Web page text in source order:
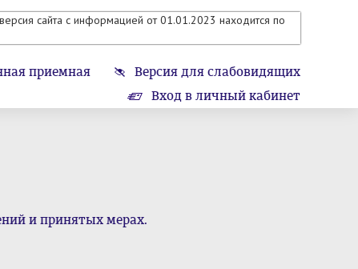
сайта с информацией от 01.01.2023 находится по
приемная
Версия для слабовидящих
Вход в личный кабинет
и принятых мерах.